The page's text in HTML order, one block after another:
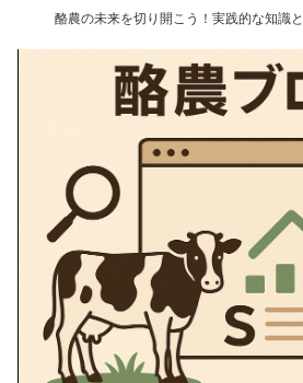
酪農の未来を切り開こう！実践的な知識